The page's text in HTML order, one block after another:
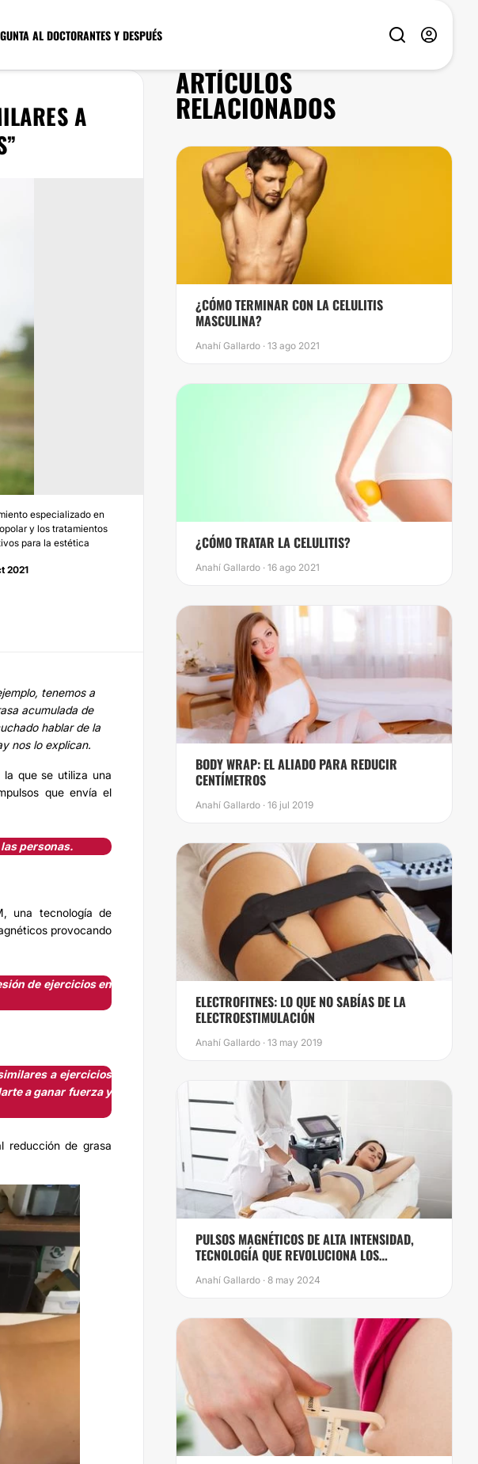
AL DOCTORANTES Y DESPUÉS
A
especializado en
y los tratamientos
para la estética
2021
tenemos a
acumulada de
hablar de la
nos lo explican.
la que se utiliza una
que envía el
personas.
una tecnología de
provocando
de ejercicios en
a ejercicios
a ganar fuerza y
reducción de grasa
ARTÍCULOS
RELACIONADOS
¿CÓMO TERMINAR CON LA CELULITIS
MASCULINA?
Anahí Gallardo · 13 ago 2021
​¿CÓMO TRATAR LA CELULITIS?
Anahí Gallardo · 16 ago 2021
BODY WRAP: EL ALIADO PARA REDUCIR
CENTÍMETROS
Anahí Gallardo · 16 jul 2019
ELECTROFITNES: LO QUE NO SABÍAS DE LA
ELECTROESTIMULACIÓN
Anahí Gallardo · 13 may 2019
PULSOS MAGNÉTICOS DE ALTA INTENSIDAD,
TECNOLOGÍA QUE REVOLUCIONA LOS
Anahí Gallardo · 8 may 2024